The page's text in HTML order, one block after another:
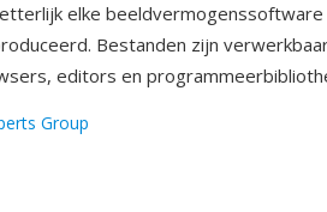
elke
Bestanden zijn
editors en
Group